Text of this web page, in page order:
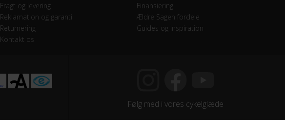
SRAM NX / XG1230 / 11-50 T
Fragt og levering
Reklamation og garanti
Returnering
Kontakt os
Finansiering
Ældre Sagen fordele
Guides og inspiration
Følg med i vores cykelglæde